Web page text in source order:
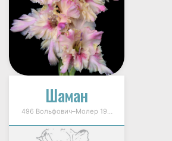
Шаман
496 Вольфович–Молер 1996г.